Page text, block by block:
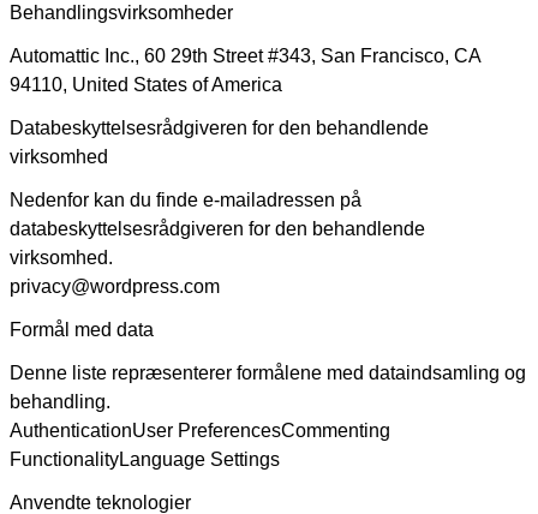
Behandlingsvirksomheder
Automattic Inc., 60 29th Street #343, San Francisco, CA
94110, United States of America
Databeskyttelsesrådgiveren for den behandlende
virksomhed
Nedenfor kan du finde e-mailadressen på
databeskyttelsesrådgiveren for den behandlende
virksomhed.
privacy@wordpress.com
Formål med data
Denne liste repræsenterer formålene med dataindsamling og
behandling.
AuthenticationUser PreferencesCommenting
FunctionalityLanguage Settings
Anvendte teknologier